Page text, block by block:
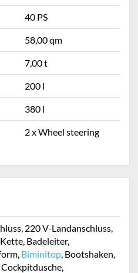
40 PS
58,00 qm
7,00 t
200 l
380 l
2 x Wheel steering
220 V-Landanschluss,
Badeleiter,
Biminitop , Bootshaken,